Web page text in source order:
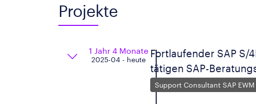
Projekte
1 Jahr 4 Monate
2025-04 - heute
Fortlaufender SAP S/
tätigen SAP-
Support Consultant SAP EWM